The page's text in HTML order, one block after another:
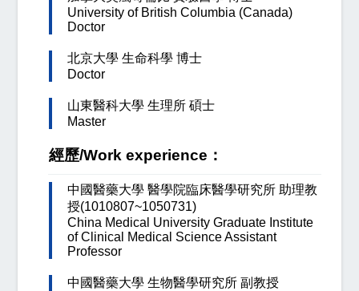
University of British Columbia (Canada)
Doctor
北京大學 生命科學 博士
Doctor
山東醫科大學 生理所 碩士
Master
經歷/Work experience：
中國醫藥大學 醫學院臨床醫學研究所 助理教
授(1010807~1050731)
China Medical University Graduate Institute
of Clinical Medical Science Assistant
Professor
中國醫藥大學 生物醫學研究所 副教授